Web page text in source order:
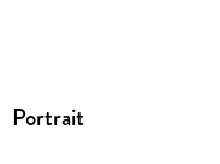
Portrait